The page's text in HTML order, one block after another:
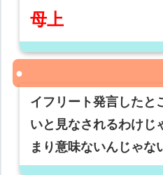
母上
イフリート発言したと
いと見なされるわけじ
まり意味ないんじゃな